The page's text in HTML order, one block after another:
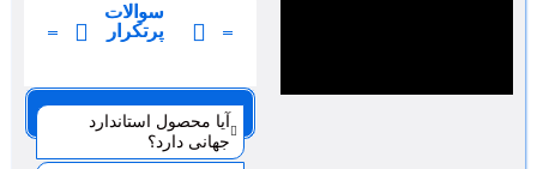
سوالات
پرتکرار
صفحه 1
آیا محصول استاندارد
جهانی دارد؟